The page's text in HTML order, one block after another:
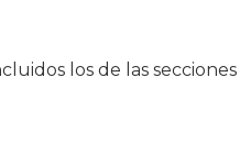
los de las secciones